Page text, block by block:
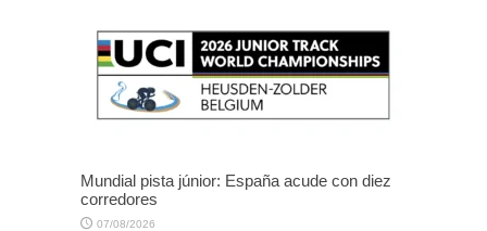
Mundial pista júnior: España acude con diez
corredores
07/08/2026